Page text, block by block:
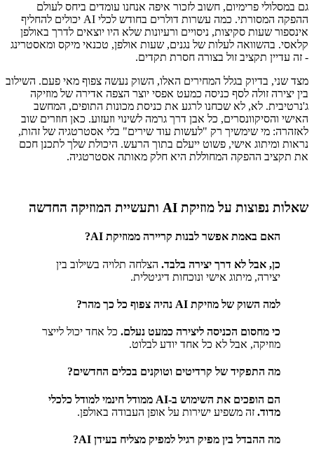
גם במסלולי פרימיום, חשוב לזכור איפה אנחנו עומדים ביחס לעולם
ההפקה המסורתי. כמה עשרות דולרים בחודש לכלי AI יכולים להחליף
אינספור שעות סקיצות, ניסויים ורעיונות שלא היו יוצאים לדרך באולפן
קלאסי. בהשוואה לעלות של נגנים, שעות אולפן, טכנאי מיקס ומאסטרינג
- זה עדיין תקציב זול בצורה חסרת תקדים.
מצד שני, בדיוק בגלל המחירים האלו, השוק נעשה צפוף מאי פעם. השילוב
בין יצירה זולה לסף כניסה כמעט אפסי יוצר הצפה אדירה של מוזיקה
ג'נרטיבית. לא, לא שכחנו לרגע את כניסת מכונות התופים, המחשב
האישי והסיקוונסרים, כל אבן דרך גרמה לשינוי וזעזוע. כאן חוזרים שוב
לאזהרה: מי שימשיך רק "לעשות עוד שירים" בלי אסטרטגיה של זהות,
נראות ומיתוג אישי, פשוט ייעלם בתוך הרעש. היכולת שלך לתכנן חכם
את תקציב ההפקה המחוללת היא חלק מאותה אסטרטגיה.
שאלות נפוצות על מוזיקת AI ותעשיית המוזיקה החדשה
האם באמת אפשר לבנות קריירה ממוזיקת AI?
כן, אבל לא דרך יצירה בלבד. הצלחה תלויה בשילוב בין
יצירה, מיתוג אישי ונוכחות דיגיטלית.
למה השוק של מוזיקת AI נהיה צפוף כל כך מהר?
כי מחסום הכניסה ליצירה כמעט נעלם. כל אחד יכול לייצר
מוזיקה, אבל לא כל אחד יודע לבלוט.
מה התפקיד של קרדיטים וטוקנים בכלים החדשים?
הם הופכים את השימוש ב-AI ממודל חינמי למודל כלכלי
מדוד. זה משפיע ישירות על אופן העבודה באולפן.
מה ההבדל בין מפיק רגיל למפיק מצליח בעידן AI?